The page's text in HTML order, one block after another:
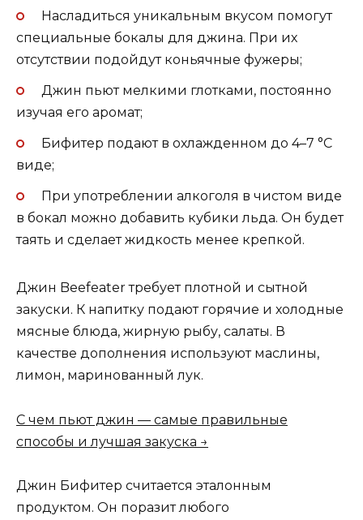
Насладиться уникальным вкусом помогут
специальные бокалы для джина. При их
отсутствии подойдут коньячные фужеры;
Джин пьют мелкими глотками, постоянно
изучая его аромат;
Бифитер подают в охлажденном до 4–7 °С
виде;
При употреблении алкоголя в чистом виде
в бокал можно добавить кубики льда. Он будет
таять и сделает жидкость менее крепкой.
Джин Beefeater требует плотной и сытной
закуски. К напитку подают горячие и холодные
мясные блюда, жирную рыбу, салаты. В
качестве дополнения используют маслины,
лимон, маринованный лук.
С чем пьют джин — самые правильные
способы и лучшая закуска →
Джин Бифитер считается эталонным
продуктом. Он поразит любого